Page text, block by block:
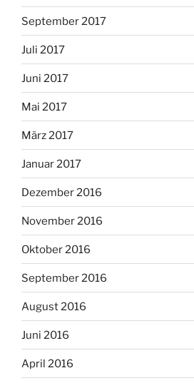
September 2017
Juli 2017
Juni 2017
Mai 2017
März 2017
Januar 2017
Dezember 2016
November 2016
Oktober 2016
September 2016
August 2016
Juni 2016
April 2016